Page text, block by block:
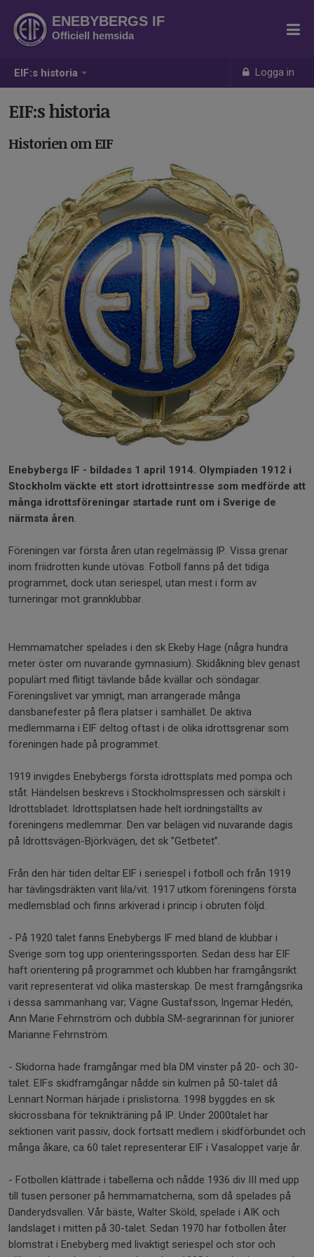
EIF:s historia Logga in
ENEBYBERGS IF
Officiell hemsida
EIF:s historia
Historien om EIF
Enebybergs IF - bildades 1 april 1914. Olympiaden 1912 i
Stockholm väckte ett stort idrottsintresse som medförde att
många idrottsföreningar startade runt om i Sverige de
närmsta åren.
Föreningen var första åren utan regelmässig IP. Vissa grenar
inom friidrotten kunde utövas. Fotboll fanns på det tidiga
programmet, dock utan seriespel, utan mest i form av
turneringar mot grannklubbar.
Hemmamatcher spelades i den sk Ekeby Hage (några hundra
meter öster om nuvarande gymnasium). Skidåkning blev genast
populärt med flitigt tävlande både kvällar och söndagar.
Föreningslivet var ymnigt, man arrangerade många
dansbanefester på flera platser i samhället. De aktiva
medlemmarna i EIF deltog oftast i de olika idrottsgrenar som
föreningen hade på programmet.
1919 invigdes Enebybergs första idrottsplats med pompa och
ståt. Händelsen beskrevs i Stockholmspressen och särskilt i
Idrottsbladet. Idrottsplatsen hade helt iordningställts av
föreningens medlemmar. Den var belägen vid nuvarande dagis
på Idrottsvägen-Björkvägen, det sk ”Getbetet”.
Från den här tiden deltar EIF i seriespel i fotboll och från 1919
har tävlingsdräkten varit lila/vit. 1917 utkom föreningens första
medlemsblad och finns arkiverad i princip i obruten följd.
- På 1920 talet fanns Enebybergs IF med bland de klubbar i
Sverige som tog upp orienteringssporten. Sedan dess har EIF
haft orientering på programmet och klubben har framgångsrikt
varit representerat vid olika mästerskap. De mest framgångsrika
i dessa sammanhang var; Vägne Gustafsson, Ingemar Hedén,
Ann Marie Fehrnström och dubbla SM-segrarinnan för juniorer
Marianne Fehrnström.
- Skidorna hade framgångar med bla DM vinster på 20- och 30-
talet. EIFs skidframgångar nådde sin kulmen på 50-talet då
Lennart Norman härjade i prislistorna. 1998 byggdes en sk
skicrossbana för teknikträning på IP. Under 2000talet har
sektionen varit passiv, dock fortsatt medlem i skidförbundet och
många åkare, ca 60 talet representerar EIF i Vasaloppet varje år.
- Fotbollen klättrade i tabellerna och nådde 1936 div III med upp
till tusen personer på hemmamatcherna, som då spelades på
Danderydsvallen. Vår bäste, Walter Sköld, spelade i AIK och
landslaget i mitten på 30-talet. Sedan 1970 har fotbollen åter
blomstrat i Enebyberg med livaktigt seriespel och stor och